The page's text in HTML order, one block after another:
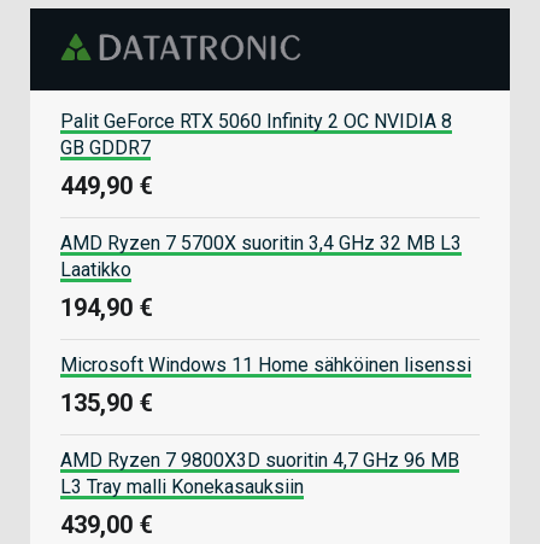
Palit GeForce RTX 5060 Infinity 2 OC NVIDIA 8
GB GDDR7
449,90 €
AMD Ryzen 7 5700X suoritin 3,4 GHz 32 MB L3
Laatikko
194,90 €
Microsoft Windows 11 Home sähköinen lisenssi
135,90 €
AMD Ryzen 7 9800X3D suoritin 4,7 GHz 96 MB
L3 Tray malli Konekasauksiin
439,00 €